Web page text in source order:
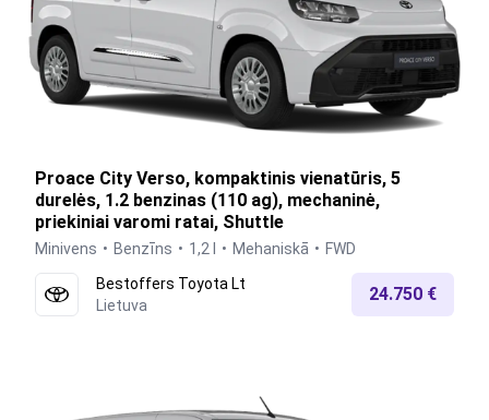
Proace City Verso, kompaktinis vienatūris, 5
durelės, 1.2 benzinas (110 ag), mechaninė,
priekiniai varomi ratai, Shuttle
Minivens Benzīns 1,2 l Mehaniskā
FWD
Bestoffers Toyota Lt
Lietuva
24.750 €